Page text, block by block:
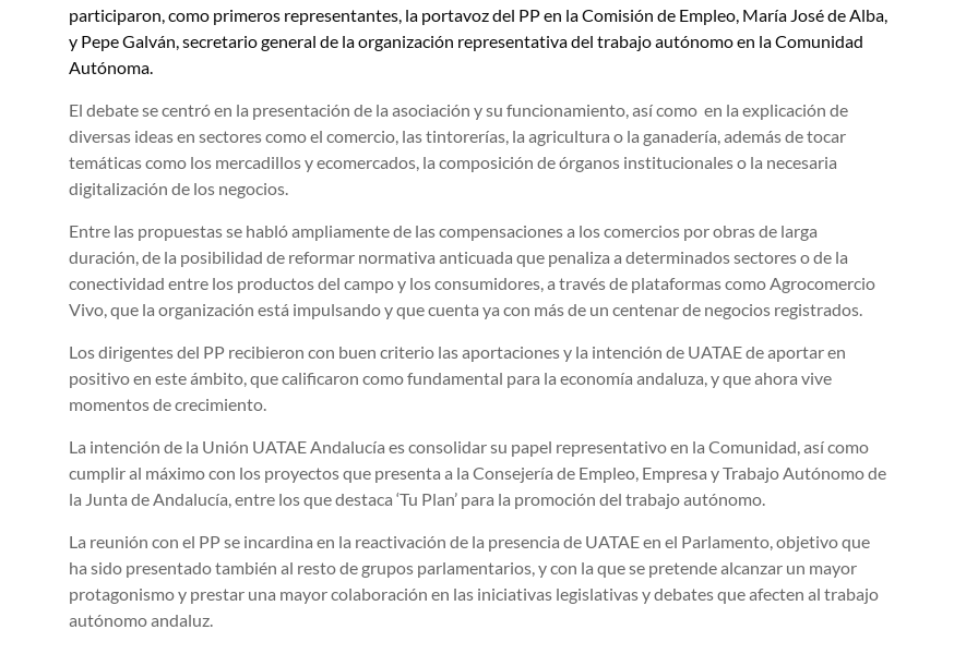
participaron, como primeros representantes, la portavoz del PP en la Comisión de Empleo, María José de Alba,
y Pepe Galván, secretario general de la organización representativa del trabajo autónomo en la Comunidad
Autónoma.
El debate se centró en la presentación de la asociación y su funcionamiento, así como en la explicación de
diversas ideas en sectores como el comercio, las tintorerías, la agricultura o la ganadería, además de tocar
temáticas como los mercadillos y ecomercados, la composición de órganos institucionales o la necesaria
digitalización de los negocios.
Entre las propuestas se habló ampliamente de las compensaciones a los comercios por obras de larga
duración, de la posibilidad de reformar normativa anticuada que penaliza a determinados sectores o de la
conectividad entre los productos del campo y los consumidores, a través de plataformas como Agrocomercio
Vivo, que la organización está impulsando y que cuenta ya con más de un centenar de negocios registrados.
Los dirigentes del PP recibieron con buen criterio las aportaciones y la intención de UATAE de aportar en
positivo en este ámbito, que calificaron como fundamental para la economía andaluza, y que ahora vive
momentos de crecimiento.
La intención de la Unión UATAE Andalucía es consolidar su papel representativo en la Comunidad, así como
cumplir al máximo con los proyectos que presenta a la Consejería de Empleo, Empresa y Trabajo Autónomo de
la Junta de Andalucía, entre los que destaca ‘Tu Plan’ para la promoción del trabajo autónomo.
La reunión con el PP se incardina en la reactivación de la presencia de UATAE en el Parlamento, objetivo que
ha sido presentado también al resto de grupos parlamentarios, y con la que se pretende alcanzar un mayor
protagonismo y prestar una mayor colaboración en las iniciativas legislativas y debates que afecten al trabajo
autónomo andaluz.